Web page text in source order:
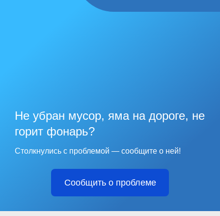
Не убран мусор, яма на дороге, не
горит фонарь?
Столкнулись с проблемой — сообщите о ней!
Сообщить о проблеме